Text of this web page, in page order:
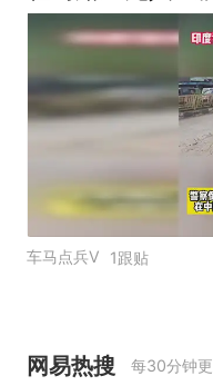
车马点兵V 1跟贴
网易热搜 每30分钟